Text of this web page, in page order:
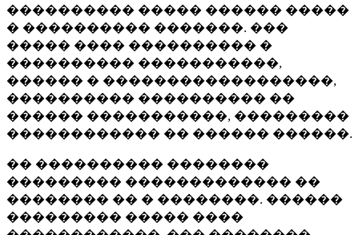
���������� ����� ������ �����
� ���������� �������. ���
����� ���� ���������� �
���������� �����������,
������ � ������������������,
���������� ���������� ��
������ �����������, ���������
������������ �� ������ ������.
�� ���������� ��������
��������� ������������� ��
�������� �� � ��������. ������
��������� ����� ����